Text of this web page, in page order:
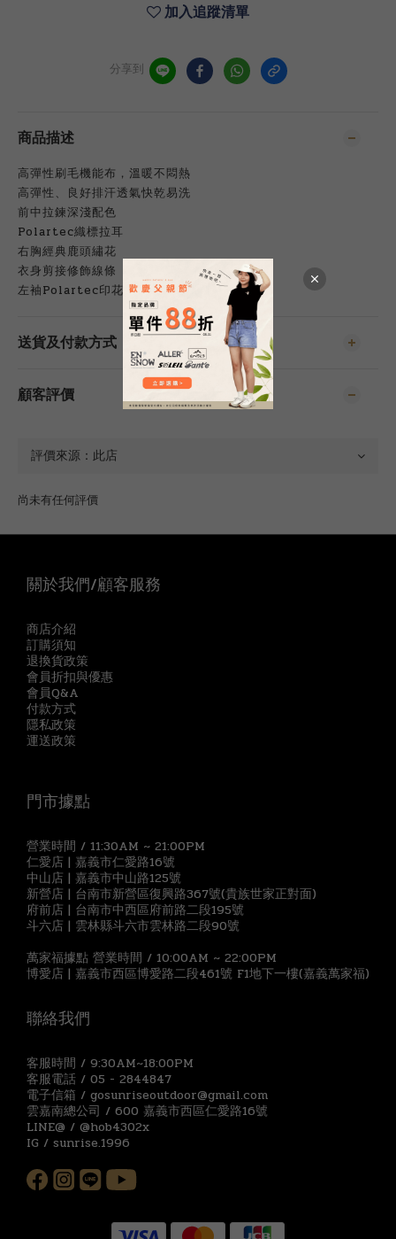
加入追蹤清單
分享到
商品描述
高彈性刷毛機能布，溫暖不悶熱
高彈性、良好排汗透氣快乾易洗
前中拉鍊深淺配色
Polartec織標拉耳
右胸經典鹿頭繡花
衣身剪接修飾線條
左袖Polartec印花
送貨及付款方式
顧客評價
尚未有任何評價
關於我們/顧客服務
商店介紹
訂購須知
退換貨政策
會員折扣與優惠
會員Q&A
付款方式
隱私政策
運送政策
門市據點
營業時間 / 11:30AM ~ 21:00PM
仁愛店 | 嘉義市仁愛路16號
中山店 | 嘉義市中山路125號
新營店 | 台南市新營區復興路367號(貴族世家正對面)
府前店 | 台南市中西區府前路二段195號
斗六店 | 雲林縣斗六市雲林路二段90號
萬家福據點 營業時間 / 10:00AM ~ 22:00PM
博愛店 | 嘉義市西區博愛路二段461號 F1地下一樓(嘉義萬家福)
聯絡我們
客服時間 / 9:30AM~18:00PM
客服電話 / 05 - 2844847
電子信箱 / gosunriseoutdoor@gmail.com
雲嘉南總公司 / 600 嘉義市西區仁愛路16號
LINE@ / @hob4302x
IG / sunrise.1996